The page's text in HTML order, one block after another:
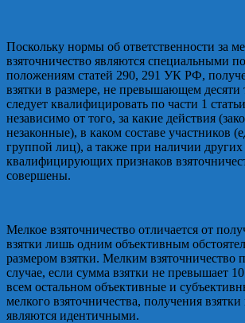
Поскольку нормы об ответственности за
взяточничество являются специальными
положениям статей 290, 291 УК РФ,
взятки в размере, не превышающем десяти
следует квалифицировать по части 1
независимо от того, за какие действия
незаконные), в каком составе участников
группой лиц), а также при наличии других
квалифицирующих признаков
совершены.
Мелкое взяточничество отличается от
взятки лишь одним объективным
размером взятки. Мелким взяточничество
случае, если сумма взятки не превышает
всем остальном объективные и
мелкого взяточничества, получения взятки
являются идентичными.